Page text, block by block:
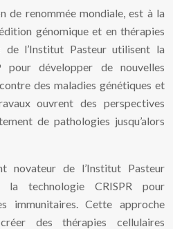
de renommée mondiale, est à la
génomique et en thérapies
de l’Institut Pasteur utilisent la
pour développer de nouvelles
des maladies génétiques et
ouvrent des perspectives
de pathologies jusqu’alors
novateur de l’Institut Pasteur
la technologie CRISPR pour
immunitaires. Cette approche
des thérapies cellulaires